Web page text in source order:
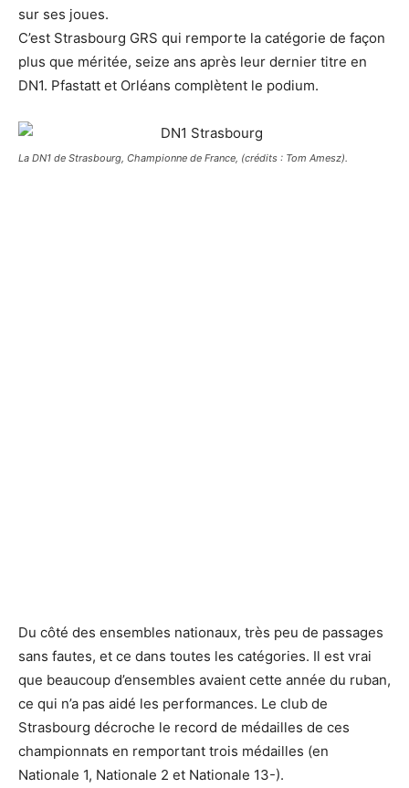
sur ses joues.
C’est Strasbourg GRS qui remporte la catégorie de façon
plus que méritée, seize ans après leur dernier titre en
DN1. Pfastatt et Orléans complètent le podium.
La DN1 de Strasbourg, Championne de France, (crédits : Tom Amesz).
Du côté des ensembles nationaux, très peu de passages
sans fautes, et ce dans toutes les catégories. Il est vrai
que beaucoup d’ensembles avaient cette année du ruban,
ce qui n’a pas aidé les performances. Le club de
Strasbourg décroche le record de médailles de ces
championnats en remportant trois médailles (en
Nationale 1, Nationale 2 et Nationale 13-).